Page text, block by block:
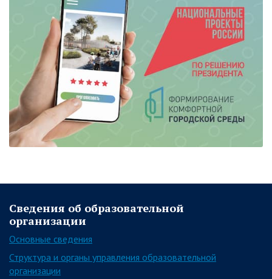
Сведения об образовательной
организации
Основные сведения
Структура и органы управления образовательной
организации